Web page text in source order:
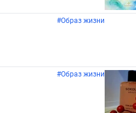
#Образ жизни
#Образ жизни